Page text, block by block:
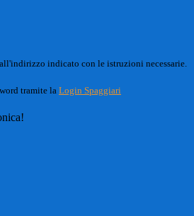
indicato con le istruzioni necessarie.
tramite la Login Spaggiari